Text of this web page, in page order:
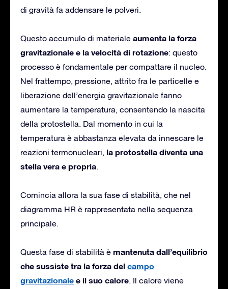
di gravità fa addensare le polveri.
Questo accumulo di materiale aumenta la forza
gravitazionale e la velocità di rotazione: questo
processo è fondamentale per compattare il nucleo.
Nel frattempo, pressione, attrito fra le particelle e
liberazione dell’energia gravitazionale fanno
aumentare la temperatura, consentendo la nascita
della protostella. Dal momento in cui la
temperatura è abbastanza elevata da innescare le
reazioni termonucleari, la protostella diventa una
stella vera e propria.
Comincia allora la sua fase di stabilità, che nel
diagramma HR è rappresentata nella sequenza
principale.
Questa fase di stabilità è mantenuta dall’equilibrio
che sussiste tra la forza del campo
gravitazionale e il suo calore. Il calore viene